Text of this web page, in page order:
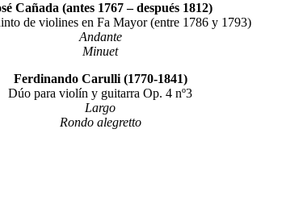
Cañada (antes 1767 – después 1812)
de violines en Fa Mayor (entre 1786 y 1793)
Andante
Minuet
Ferdinando Carulli (1770-1841)
Dúo para violín y guitarra Op. 4 nº3
Largo
Rondo alegretto